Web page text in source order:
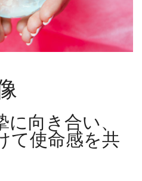
向き合い、
て使命感を共